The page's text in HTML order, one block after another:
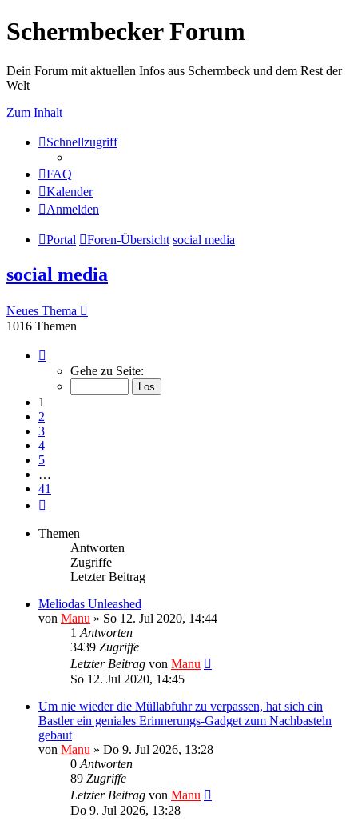
Schermbecker Forum
Dein Forum mit aktuellen Infos aus Schermbeck und dem Rest der
Welt
Zum Inhalt
Schnellzugriff
FAQ
Kalender
Anmelden
Portal Foren-Übersicht social media
social media
Neues Thema
1016 Themen
von
Gehe zu Seite:
1
2
3
4
5
…
41
Themen
Antworten
Zugriffe
Letzter Beitrag
Meliodas Unleashed
von Manu » So 12. Jul 2020, 14:44
1 Antworten
3439 Zugriffe
Letzter Beitrag von Manu
So 12. Jul 2020, 14:45
Um nie wieder die Müllabfuhr zu verpassen, hat sich ein
Bastler ein geniales Erinnerungs-Gadget zum Nachbasteln
gebaut
von Manu » Do 9. Jul 2026, 13:28
0 Antworten
89 Zugriffe
Letzter Beitrag von Manu
Do 9. Jul 2026, 13:28